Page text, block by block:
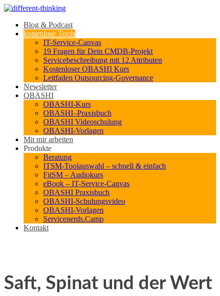
Blog & Podcast
kostenlose Tools
IT-Service-Canvas
19 Fragen für Dein CMDB-Projekt
Servicebeschreibung mit 12 Attributen
Kostenloser OBASHI Kurs
Leitfaden Outsourcing-Governance
Newsletter
OBASHI
OBASHI-Kurs
OBASHI–Praxisbuch
OBASHI Videoschulung
OBASHI-Vorlagen
Mit mir arbeiten
Produkte
Beratung
ITSM-Toolauswahl – schnell & einfach
FitSM – Audiokurs
eBook – IT-Service-Canvas
OBASHI Praxisbuch
OBASHI-Schulungsvideo
OBASHI-Vorlagen
Servicenerds.Camp
Kontakt
Saft, Spinat und der Wert